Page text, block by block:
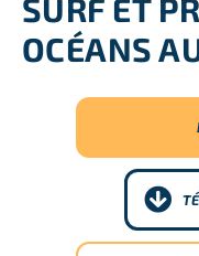
SURF ET
OCÉANS